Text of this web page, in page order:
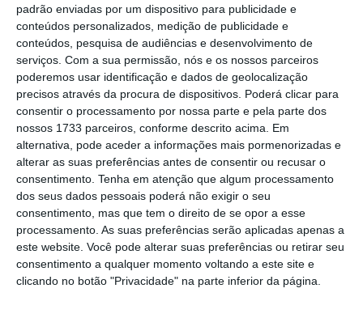
padrão enviadas por um dispositivo para publicidade e
conteúdos personalizados, medição de publicidade e
conteúdos, pesquisa de audiências e desenvolvimento de
serviços. Com a sua permissão, nós e os nossos parceiros
poderemos usar identificação e dados de geolocalização
precisos através da procura de dispositivos. Poderá clicar para
consentir o processamento por nossa parte e pela parte dos
nossos 1733 parceiros, conforme descrito acima. Em
alternativa, pode aceder a informações mais pormenorizadas e
alterar as suas preferências antes de consentir ou recusar o
consentimento. Tenha em atenção que algum processamento
dos seus dados pessoais poderá não exigir o seu
consentimento, mas que tem o direito de se opor a esse
processamento. As suas preferências serão aplicadas apenas a
este website. Você pode alterar suas preferências ou retirar seu
consentimento a qualquer momento voltando a este site e
clicando no botão "Privacidade" na parte inferior da página.
911, a do Sport Turismo sobe ligeiramente.
Uma pequena diferença que transforma a
berlina numa carrinha para apelar as
famílias mais apressadas.
As dimensões da nova proposta da Porsche
são as mesmas do Panamera, mas com uma
ligeira diferença no que respeita à altura.
Tem mais meio centímetro, o suficiente para
oferecer um pouco mais de espaço para os
passageiros. E não apenas quatro, como no
Panamera.